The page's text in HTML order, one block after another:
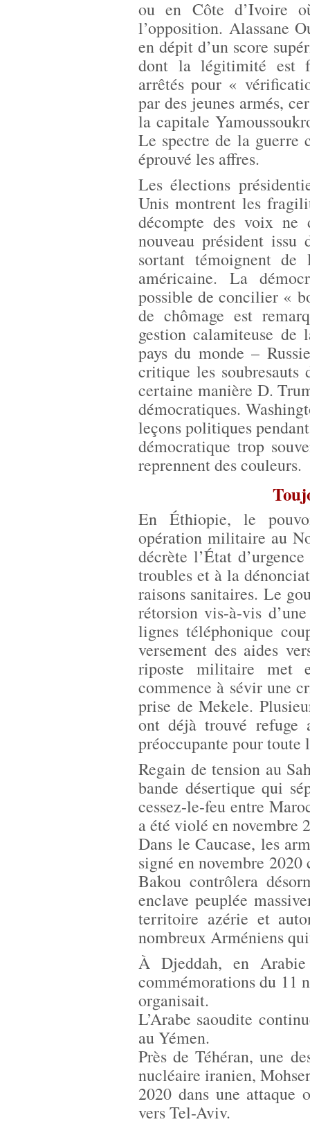
ou en Côte d’Ivoire
l’opposition. Alassane
en dépit d’un score
dont la légitimité est
arrêtés pour «
par des jeunes armés,
la capitale
Le spectre de la guerre
éprouvé les affres.
Les élections
Unis montrent les
décompte des voix
nouveau président issu
sortant témoignent de
américaine. La
possible de concilier «
de chômage est
gestion calamiteuse de
pays du monde –
critique les soubresauts
certaine manière D.
démocratiques.
leçons politiques
démocratique trop
reprennent des couleurs.
En Éthiopie, le
opération militaire au
décrète l’État
troubles et à la
raisons sanitaires. Le
rétorsion vis-à-vis
lignes téléphonique
versement des aides
riposte militaire met
commence à sévir une
prise de Mekele.
ont déjà trouvé refuge
préoccupante pour toute
Regain de tension au
bande désertique qui
cessez-le-feu entre
a été violé en novembre
Dans le Caucase, les
signé en novembre
Bakou contrôlera
enclave peuplée
territoire azérie et
nombreux Arméniens
À Djeddah, en
commémorations du 11
organisait.
L’Arabe saoudite
au Yémen.
Près de Téhéran, une
nucléaire iranien,
2020 dans une attaque
vers Tel-Aviv.